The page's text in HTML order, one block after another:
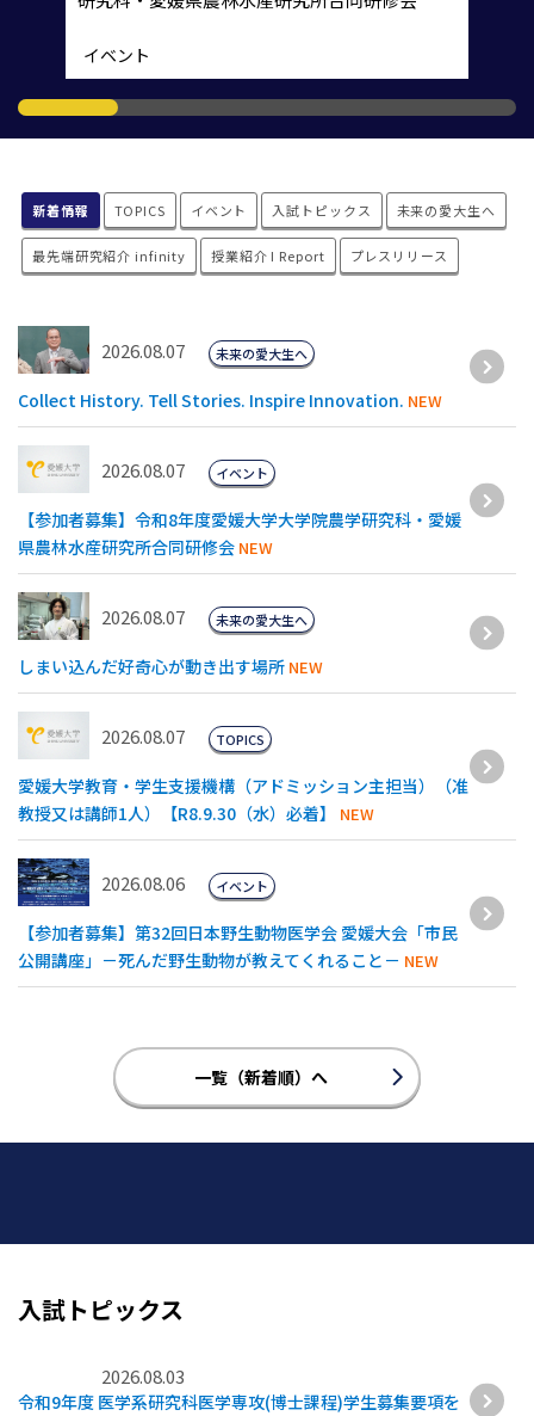
未来の愛大生へ
新着情報 TOPICS イベント 入試トピックス 未来の愛大生へ
最先端研究紹介 infinity 授業紹介 I Report プレスリリース
2026.08.07
Collect History. Tell Stories. Inspire Innovation. NEW
未来の愛大生へ
2026.08.07
【参加者募集】令和8年度愛媛⼤学⼤学院農学研究科・愛媛
県農林⽔産研究所合同研修会 NEW
イベント
2026.08.07
しまい込んだ好奇心が動き出す場所 NEW
未来の愛大生へ
2026.08.07
愛媛大学教育・学生支援機構（アドミッション主担当）（准
教授又は講師1人）【R8.9.30（水）必着】
NEW
TOPICS
2026.08.06
【参加者募集】第32回日本野生動物医学会 愛媛大会「市民
公開講座」－死んだ野生動物が教えてくれること－ NEW
イベント
一覧（新着順）へ
入試トピックス
2026.08.03
令和9年度 医学系研究科医学専攻(博士課程)学生募集要項を